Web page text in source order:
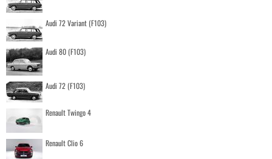
Audi 72 Variant (F103)
Audi 80 (F103)
Audi 72 (F103)
Renault Twingo 4
Renault Clio 6